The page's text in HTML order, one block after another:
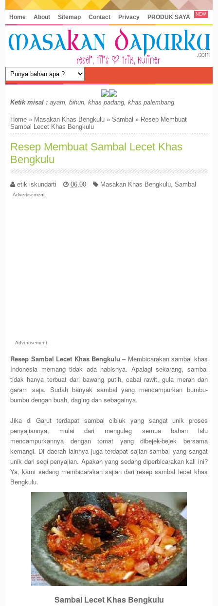
Home About Sitemap Contact Privacy PRODUK SAYA NEW
Ketik misal : ayam, bihun, khas padang, khas palembang
Home » Masakan Khas Bengkulu »Sambal » Resep Membuat
Sambal Lecet Khas Bengkulu
Resep Membuat Sambal Lecet Khas
Bengkulu
etik iskundarti 06.00 Masakan Khas Bengkulu ,Sambal
Advertisement
Advertisement
Resep Sambal Lecet Khas Bengkulu –Membicarakan sambal khas
Indonesia memang tidak ada habisnya. Apalagi sekarang, sambal
tidak hanya terbuat dari bawang putih, cabai rawit, gula merah dan
garam saja. Sudah banyak sambal yang mencampurkan bumbu-
bumbu dengan buah, daging dan sebagainya.
Jika di Garut terdapat sambal cibiuk yang sangat unik proses
penyajiannya, mulai dari menguleg semua bahan lalu
mencampurkannya dengan tomat yang dibejek-bejek bersama
kemangi. Di daerah lainnya juga terdapat sajian sambal yang sangat
unik dari segi penyajian. Apakah yang sedang diperbicarakan kali ini?
Ya, kami sedang membicarakan sajian dari resep sambal lecet khas
Bengkulu.
Sambal Lecet Khas Bengkulu